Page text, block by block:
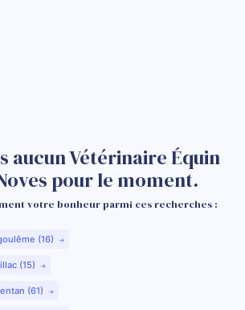
aucun Vétérinaire Équin
pour le moment.
votre bonheur parmi ces recherches :
(16)
(15)
(61)